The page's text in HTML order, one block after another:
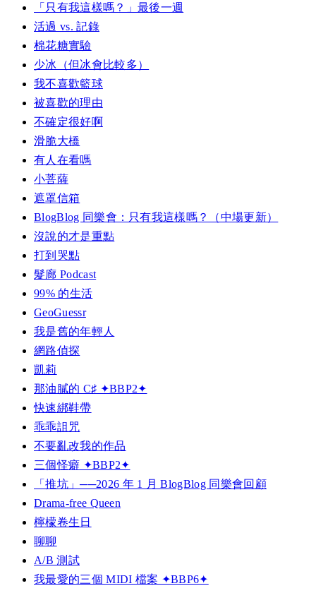
「只有我這樣嗎？」最後一週
活過 vs. 記錄
棉花糖實驗
少冰（但冰會比較多）
我不喜歡籃球
被喜歡的理由
不確定很好啊
滑脆大橋
有人在看嗎
小菩薩
遮罩信箱
BlogBlog 同樂會：只有我這樣嗎？（中場更新）
沒說的才是重點
打到哭點
髮廊 Podcast
99% 的生活
GeoGuessr
我是舊的年輕人
網路偵探
凱莉
那油膩的 C♯ ✦BBP2✦
快速綁鞋帶
乖乖詛咒
不要亂改我的作品
三個怪癖 ✦BBP2✦
「推坑」──2026 年 1 月 BlogBlog 同樂會回顧
Drama-free Queen
檸檬卷生日
聊聊
A/B 測試
我最愛的三個 MIDI 檔案 ✦BBP6✦